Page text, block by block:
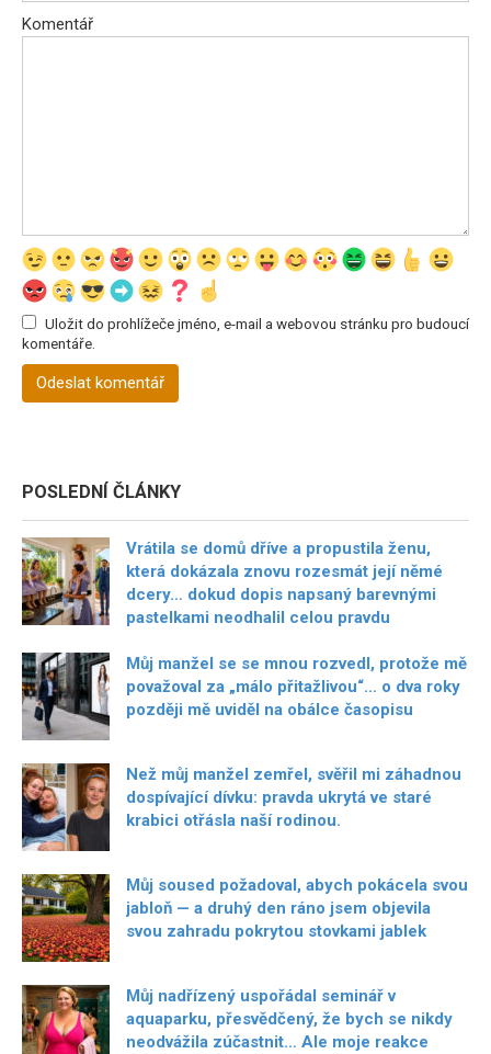
Komentář
Uložit do prohlížeče jméno, e-mail a webovou stránku pro budoucí
komentáře.
POSLEDNÍ ČLÁNKY
Vrátila se domů dříve a propustila ženu,
která dokázala znovu rozesmát její němé
dcery… dokud dopis napsaný barevnými
pastelkami neodhalil celou pravdu
Můj manžel se se mnou rozvedl, protože mě
považoval za „málo přitažlivou“… o dva roky
později mě uviděl na obálce časopisu
Než můj manžel zemřel, svěřil mi záhadnou
dospívající dívku: pravda ukrytá ve staré
krabici otřásla naší rodinou.
Můj soused požadoval, abych pokácela svou
jabloň — a druhý den ráno jsem objevila
svou zahradu pokrytou stovkami jablek
Můj nadřízený uspořádal seminář v
aquaparku, přesvědčený, že bych se nikdy
neodvážila zúčastnit… Ale moje reakce